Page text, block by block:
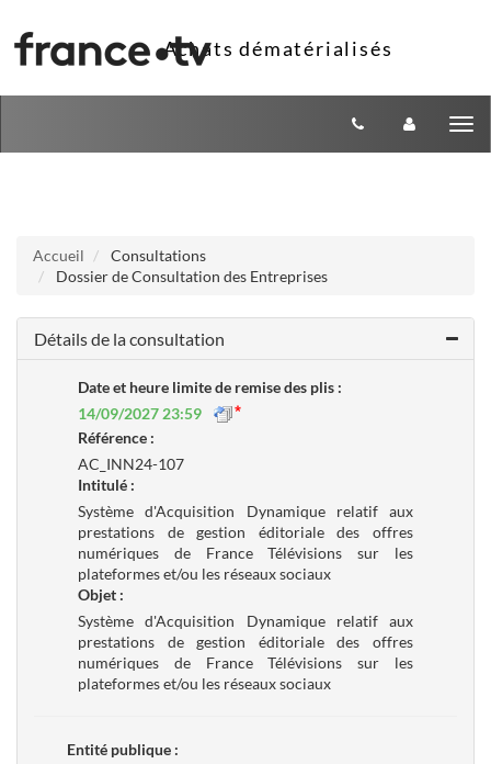
Accueil
Consultations
Dossier de Consultation des Entreprises
Détails de la consultation
Date et heure limite de remise des plis :
14/09/2027 23:59
Référence :
AC_INN24-107
Intitulé :
Système d'Acquisition Dynamique relatif aux
prestations de gestion éditoriale des offres
numériques de France Télévisions sur les
plateformes et/ou les réseaux sociaux
Objet :
Système d'Acquisition Dynamique relatif aux
prestations de gestion éditoriale des offres
numériques de France Télévisions sur les
plateformes et/ou les réseaux sociaux
Entité publique :